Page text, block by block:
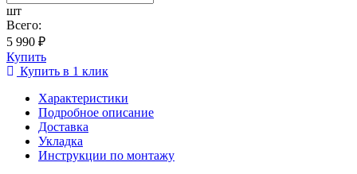
шт
Всего:
5 990 ₽
Купить
Купить в 1 клик
Характеристики
Подробное описание
Доставка
Укладка
Инструкции по монтажу